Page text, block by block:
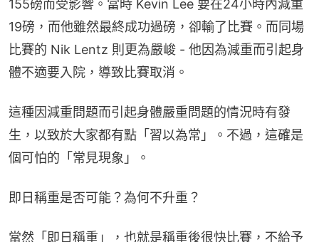
155磅而受影響。當時 Kevin Lee 要在24小時內減重
19磅，而他雖然最終成功過磅，卻輸了比賽。而同場
比賽的 Nik Lentz 則更為嚴峻 - 他因為減重而引起身
體不適要入院，導致比賽取消。
這種因減重問題而引起身體嚴重問題的情況時有發
生，以致於大家都有點「習以為常」。不過，這確是
個可怕的「常見現象」。
即日稱重是否可能？為何不升重？
當然「即日稱重」，也就是稱重後很快比賽，不給予